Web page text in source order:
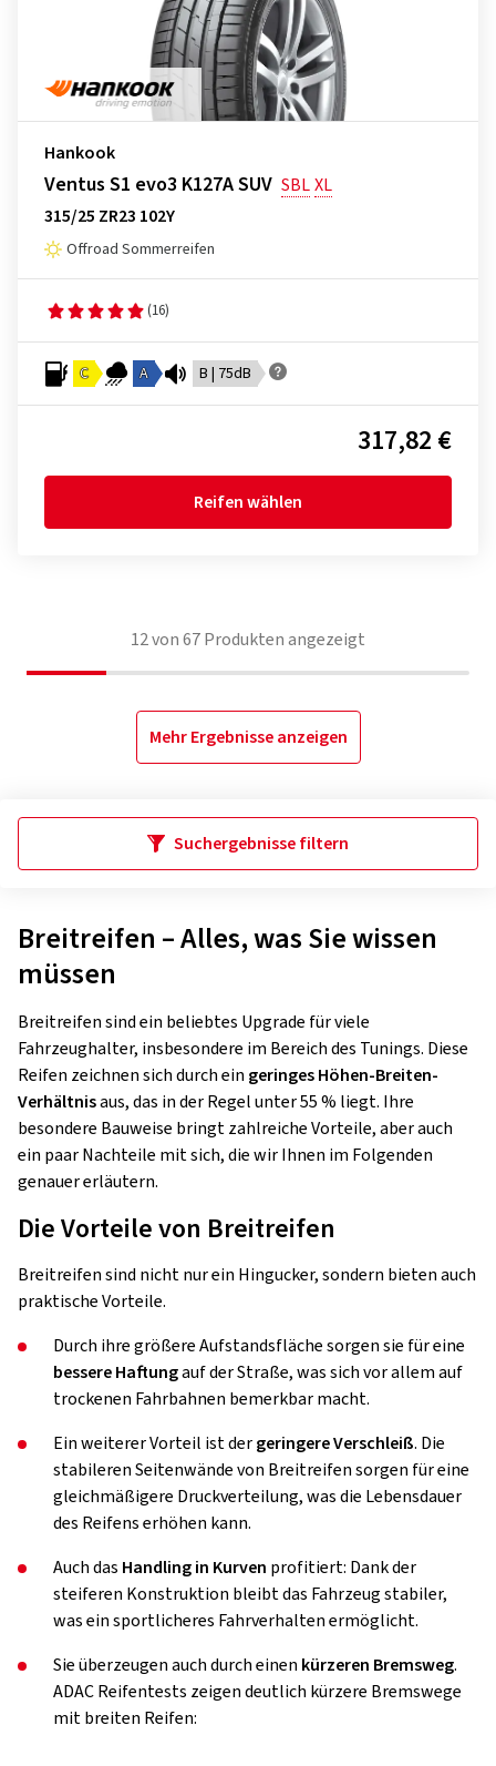
Hankook
Ventus S1 evo3 K127A SUV SBLXL
315/25 ZR23 102Y
Offroad Sommerreifen
(16)
C A B | 75dB
317,82 €
Reifen wählen
12von67Produkten angezeigt
Mehr Ergebnisse anzeigen
Suchergebnisse filtern
Breitreifen – Alles, was Sie wissen
müssen
Breitreifen sind ein beliebtes Upgrade für viele
Fahrzeughalter, insbesondere im Bereich des Tunings. Diese
Reifen zeichnen sich durch ein geringes Höhen-Breiten-
Verhältnisaus, das in der Regel unter 55 % liegt. Ihre
besondere Bauweise bringt zahlreiche Vorteile, aber auch
ein paar Nachteile mit sich, die wir Ihnen im Folgenden
genauer erläutern.
Die Vorteile von Breitreifen
Breitreifen sind nicht nur ein Hingucker, sondern bieten auch
praktische Vorteile.
Durch ihre größere Aufstandsfläche sorgen sie für eine
bessere Haftungauf der Straße, was sich vor allem auf
trockenen Fahrbahnen bemerkbar macht.
Ein weiterer Vorteil ist dergeringere Verschleiß. Die
stabileren Seitenwände von Breitreifen sorgen für eine
gleichmäßigere Druckverteilung, was die Lebensdauer
des Reifens erhöhen kann.
Auch das Handling in Kurven profitiert: Dank der
steiferen Konstruktion bleibt das Fahrzeug stabiler,
was ein sportlicheres Fahrverhalten ermöglicht.
Sie überzeugen auch durch einen kürzeren Bremsweg.
ADAC Reifentests zeigen deutlich kürzere Bremswege
mit breiten Reifen: